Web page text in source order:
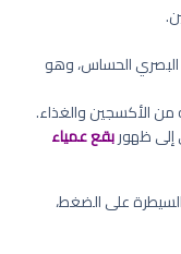
الحساس، وهو
من الأكسجين والغذاء.
إلى ظهوربقع عمياء
السيطرة على الضغط،